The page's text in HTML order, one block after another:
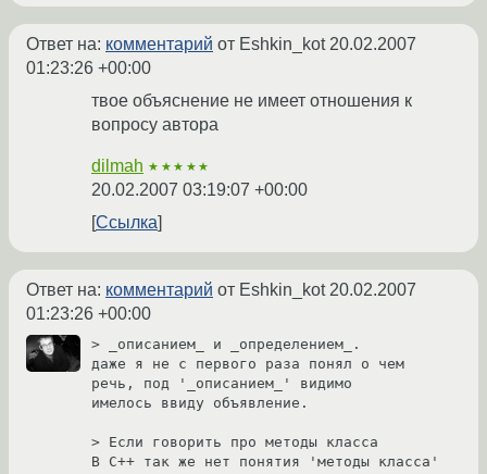
Ответ на: комментарий от Eshkin_kot20.02.2007
01:23:26 +00:00
твое объяснение не имеет отношения к
вопросу автора
dilmah ★★★★★
20.02.2007 03:19:07 +00:00
Ссылка
Ответ на: комментарий от Eshkin_kot20.02.2007
01:23:26 +00:00
> _описанием_ и _определением_.
даже я не с первого раза понял о чем
речь, под '_описанием_' видимо
имелось ввиду объявление.
> Если говорить про методы класса
В С++ так же нет понятия 'методы класса'